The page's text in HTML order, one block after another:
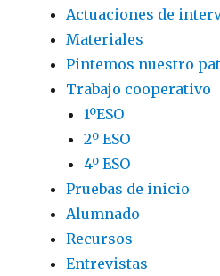
Actuaciones de
Materiales
Pintemos nuestro
Trabajo cooperativo
1ºESO
2º ESO
4º ESO
Pruebas de inicio
Alumnado
Recursos
Entrevistas